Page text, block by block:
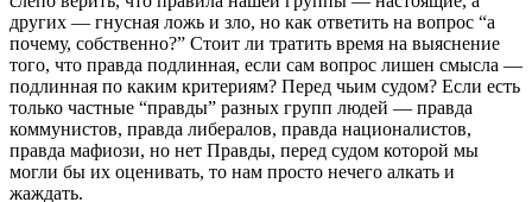
других — гнусная ложь и зло, но как ответить на вопрос “а
почему, собственно?” Стоит ли тратить время на выяснение
того, что правда подлинная, если сам вопрос лишен смысла —
подлинная по каким критериям? Перед чьим судом? Если есть
только частные “правды” разных групп людей — правда
коммунистов, правда либералов, правда националистов,
правда мафиози, но нет Правды, перед судом которой мы
могли бы их оценивать, то нам просто нечего алкать и
жаждать.